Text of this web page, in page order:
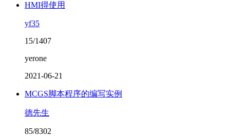
HMI得使用
yf35
15/1407
yerone
2021-06-21
MCGS脚本程序的编写实例
德先生
85/8302